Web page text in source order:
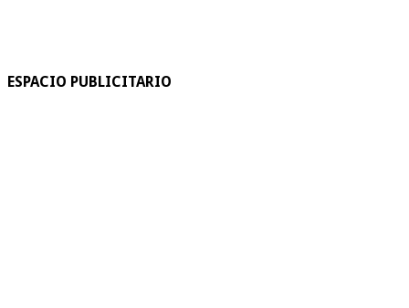
ESPACIO PUBLICITARIO